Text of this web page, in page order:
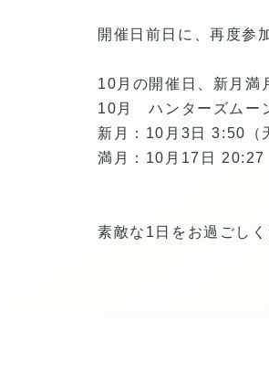
開催日前日に、再度参
10月の開催日、新月満
10月 ハンターズムー
新月：10月3日 3:50（
満月：10月17日
素敵な1日をお過ごし